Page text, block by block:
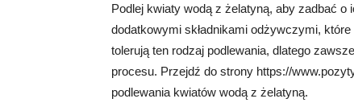
Podlej kwiaty wodą z żelatyną, aby zadbać
dodatkowymi składnikami odżywczymi,
tolerują ten rodzaj podlewania, dlatego
procesu. Przejdź do strony https://
podlewania kwiatów wodą z żelatyną.